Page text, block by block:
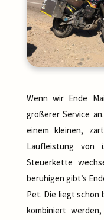
Wenn wir Ende
größerer Service
einem kleinen,
Laufleistung von
Steuerkette
beruhigen gibt’s
Pet. Die liegt schon
kombiniert